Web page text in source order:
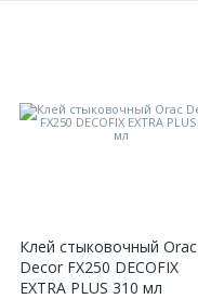
Клей стыковочный Orac
Decor FX250 DECOFIX
EXTRA PLUS 310 мл